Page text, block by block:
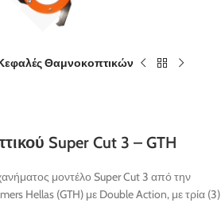
Θαμνοκοπτικών
Super Cut 3 – GTH
μοντέλο Super Cut 3 από την
Hellas (GTH) με Double Action, με τρία (3)